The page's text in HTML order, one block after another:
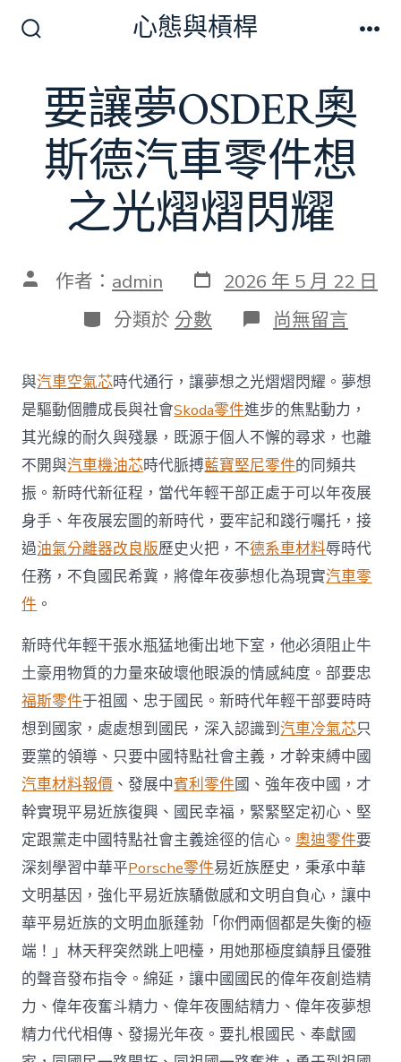
切
換
開
關
心態與槓桿
要讓夢OSDER奧
斯德汽車零件想
之光熠熠閃耀
文 作者： admin 發
表
日
期
2026 年 5 月 22 日
分
類
分類於 分數 在
〈要
夢
OSDER
奧
斯
德
汽
車
零
件
想
之
光
熠
耀〉
中
尚無留言
與汽車空氣芯時代通行，讓夢想之光熠熠閃耀。夢想
是驅動個體成長與社會Skoda零件進步的焦點動力，
其光線的耐久與殘暴，既源于個人不懈的尋求，也離
不開與汽車機油芯時代脈搏藍寶堅尼零件的同頻共
振。新時代新征程，當代年輕干部正處于可以年夜展
身手、年夜展宏圖的新時代，要牢記和踐行囑托，接
過油氣分離器改良版歷史火把，不德系車材料辱時代
任務，不負國民希冀，將偉年夜夢想化為現實汽車零
件 。
新時代年輕干張水瓶猛地衝出地下室，他必須阻止牛
土豪用物質的力量來破壞他眼淚的情感純度。部要忠
福斯零件于祖國、忠于國民。新時代年輕干部要時時
想到國家，處處想到國民，深入認識到汽車冷氣芯只
要黨的領導、只要中國特點社會主義，才幹束縛中國
汽車材料報價 、發展中賓利零件國、強年夜中國，才
幹實現平易近族復興、國民幸福，緊緊堅定初心、堅
定跟黨走中國特點社會主義途徑的信心。奧迪零件要
深刻學習中華平Porsche零件易近族歷史，秉承中華
文明基因，強化平易近族驕傲感和文明自負心，讓中
華平易近族的文明血脈蓬勃「你們兩個都是失衡的極
端！」林天秤突然跳上吧檯，用她那極度鎮靜且優雅
的聲音發布指令。綿延，讓中國國民的偉年夜創造精
力、偉年夜奮斗精力、偉年夜團結精力、偉年夜夢想
精力代代相傳、發揚光年夜。要扎根國民、奉獻國